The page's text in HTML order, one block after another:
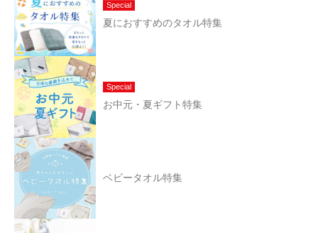
Special
夏におすすめのタオル特集
Special
お中元・夏ギフト特集
ベビータオル特集